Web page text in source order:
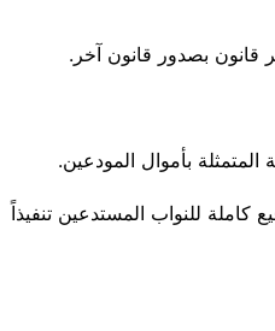
بتواقيع كاملة للنواب المستدعين تنفيذاً